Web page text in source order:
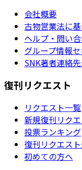
会社概要
古物営業法に
ヘルプ・問い
グループ情報
SNK著者連絡
復刊リクエスト
リクエスト一覧
新規復刊リク
投票ランキング
復刊リクエス
初めての方へ